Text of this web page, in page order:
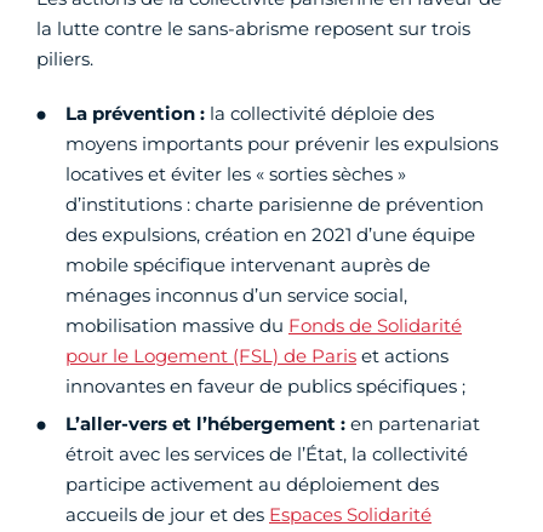
la lutte contre le sans-abrisme reposent sur trois
piliers.
La prévention : la collectivité déploie des
moyens importants pour prévenir les expulsions
locatives et éviter les « sorties sèches »
d’institutions : charte parisienne de prévention
des expulsions, création en 2021 d’une équipe
mobile spécifique intervenant auprès de
ménages inconnus d’un service social,
mobilisation massive du Fonds de Solidarité
pour le Logement (FSL) de Paris et actions
innovantes en faveur de publics spécifiques ;
L’aller-vers et l’hébergement : en partenariat
étroit avec les services de l’État, la collectivité
participe activement au déploiement des
accueils de jour et des Espaces Solidarité